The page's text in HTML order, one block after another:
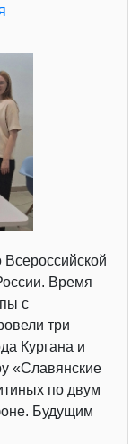
Время
с
три
Кургана и
«Славянские
по двум
Будущим